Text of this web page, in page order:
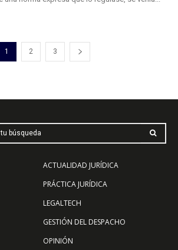
1 2 3
búsqueda
ACTUALIDAD JURÍDICA
PRÁCTICA JURÍDICA
LEGALTECH
GESTIÓN DEL DESPACHO
OPINIÓN